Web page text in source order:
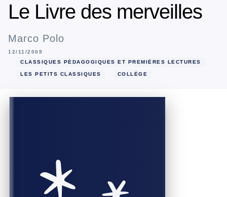
Le Livre des merveilles
Marco Polo
12/11/2009
CLASSIQUES PÉDAGOGIQUES ET PREMIÈRES LECTURES
LES PETITS CLASSIQUES COLLÈGE